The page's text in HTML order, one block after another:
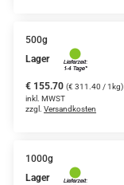
500g
Lager
€ 155.70 (€ 311.40 / 1kg)
inkl. MWST
zzgl. Versandkosten
1000g
Lager